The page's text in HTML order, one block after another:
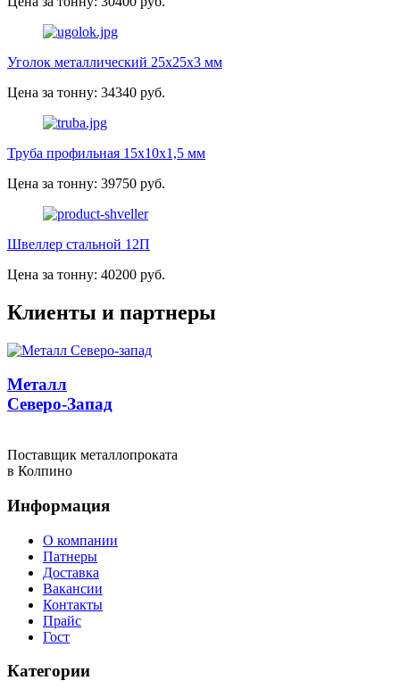
Уголок металлический 25х25х3 мм
Цена за тонну: 34340 руб.
Труба профильная 15х10х1,5 мм
Цена за тонну: 39750 руб.
Швеллер стальной 12П
Цена за тонну: 40200 руб.
Клиенты и партнеры
Металл
Северо-Запад
Поставщик металлопроката
в Колпино
Информация
О компании
Патнеры
Доставка
Вакансии
Контакты
Прайс
Гост
Категории